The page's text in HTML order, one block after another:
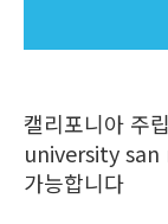
캘리포니아 주
university san
가능합니다